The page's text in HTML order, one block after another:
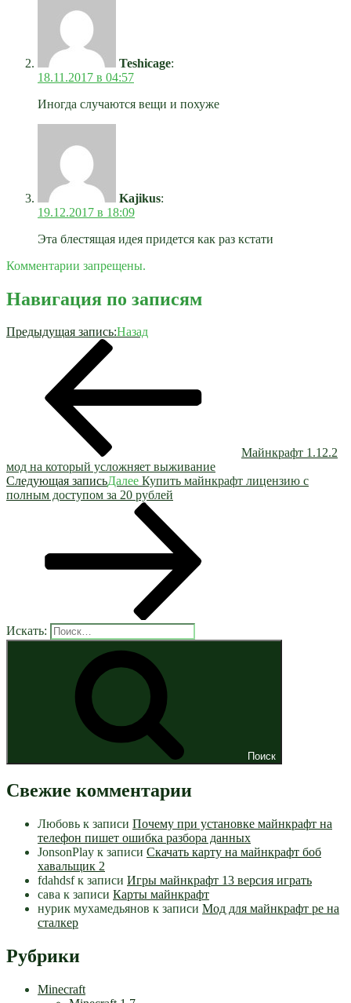
Teshicage:
18.11.2017 в 04:57
Иногда случаются вещи и похуже
Kajikus:
19.12.2017 в 18:09
Эта блестящая идея придется как раз кстати
Комментарии запрещены.
Навигация по записям
Предыдущая запись:Назад
Майнкрафт 1.12.2
мод на который усложняет выживание
Следующая записьДалее Купить майнкрафт лицензию с
полным доступом за 20 рублей
Искать:
Поиск
Свежие комментарии
Любовь к записи Почему при установке майнкрафт на
телефон пишет ошибка разбора данных
JonsonPlay к записи Скачать карту на майнкрафт боб
хавальщик 2
fdahdsfк записи Игры майнкрафт 13 версия играть
сава к записи Карты майнкрафт
нурик мухамедьянов к записи Мод для майнкрафт pe на
сталкер
Рубрики
Minecraft